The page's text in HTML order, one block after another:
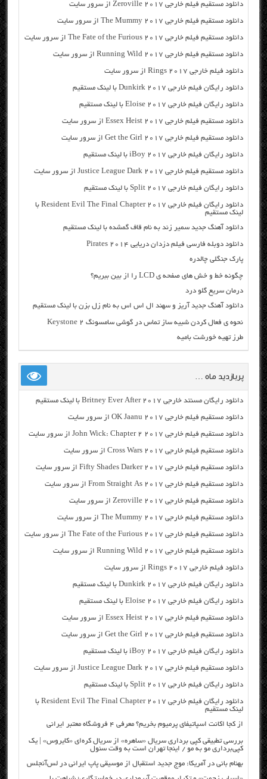
دانلود مستقیم فیلم خارجی Zeroville 2017 از سرور سایت
دانلود مستقیم فیلم خارجی The Mummy 2017 از سرور سایت
دانلود مستقیم فیلم خارجی The Fate of the Furious 2017 از سرور سایت
دانلود مستقیم فیلم خارجی Running Wild 2017 از سرور سایت
دانلود فیلم خارجی Rings 2017 از سرور سایت
دانلود رایگان فیلم خارجی Dunkirk 2017 با لینک مستقیم
دانلود رایگان فیلم خارجی Eloise 2017 با لینک مستقیم
دانلود مستقیم فیلم خارجی Essex Heist 2017 از سرور سایت
دانلود مستقیم فیلم خارجی Get the Girl 2017 از سرور سایت
دانلود رایگان فیلم خارجی iBoy 2017 با لینک مستقیم
دانلود مستقیم فیلم خارجی Justice League Dark 2017 از سرور سایت
دانلود رایگان فیلم خارجی Split 2017 با لینک مستقیم
دانلود رایگان فیلم خارجی Resident Evil The Final Chapter 2017 با
لینک مستقیم
دانلود آهنگ جدید سمیر زند به نام قاف گمشده با لینک مستقیم
دانلود دوبله فارسی فیلم دزدان دریایی Pirates 2014
پارک جنگلی چالدره
چگونه خط و خش های صفحه ی LCD را از بین ببریم؟
درمان سریع گلو درد
دانلود آهنگ جدید آریز و سهند ال اس اس به نام زل بزن با لینک مستقیم
نحوه ی فعال کردن شبیه ساز تماس در گوشی سامسونگ Keystone 2
طرز تهیه خورشت بامیه
پربازدید ماه …
دانلود رایگان مسنتد خارجی Britney Ever After 2017 با لینک مستقیم
دانلود مستقیم فیلم خارجی OK Jaanu 2017 از سرور سایت
دانلود مستقیم فیلم خارجی John Wick: Chapter 2 2017 از سرور سایت
دانلود مستقیم فیلم خارجی Cross Wars 2017 از سرور سایت
دانلود مستقیم فیلم خارجی Fifty Shades Darker 2017 از سرور سایت
دانلود مستقیم فیلم خارجی From Straight As 2017 از سرور سایت
دانلود مستقیم فیلم خارجی Zeroville 2017 از سرور سایت
دانلود مستقیم فیلم خارجی The Mummy 2017 از سرور سایت
دانلود مستقیم فیلم خارجی The Fate of the Furious 2017 از سرور سایت
دانلود مستقیم فیلم خارجی Running Wild 2017 از سرور سایت
دانلود فیلم خارجی Rings 2017 از سرور سایت
دانلود رایگان فیلم خارجی Dunkirk 2017 با لینک مستقیم
دانلود رایگان فیلم خارجی Eloise 2017 با لینک مستقیم
دانلود مستقیم فیلم خارجی Essex Heist 2017 از سرور سایت
دانلود مستقیم فیلم خارجی Get the Girl 2017 از سرور سایت
دانلود رایگان فیلم خارجی iBoy 2017 با لینک مستقیم
دانلود مستقیم فیلم خارجی Justice League Dark 2017 از سرور سایت
دانلود رایگان فیلم خارجی Split 2017 با لینک مستقیم
دانلود رایگان فیلم خارجی Resident Evil The Final Chapter 2017 با
لینک مستقیم
از کجا اکانت اسپاتیفای پرمیوم بخریم؟ معرفی ۴ فروشگاه معتبر ایرانی
بررسی تطبیقی کپی برداری سریال «ساهره» از سریال کره‌ای «کایروس» | یک
کپی‌برداری مو به مو / اینجا تهران است به وقت سئول
بهنام بانی در آمریکا: موج جدید استقبال از موسیقی پاپ ایرانی در لس‌آنجلس